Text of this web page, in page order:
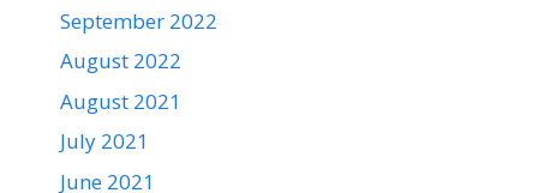
September 2022
August 2022
August 2021
July 2021
June 2021